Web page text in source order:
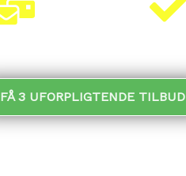
FÅ 3 UFORPLIGTENDE TILBUD